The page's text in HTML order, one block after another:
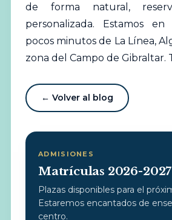
de forma natural,
personalizada. Estamos en
pocos minutos de La Línea,
zona del Campo de Gibraltar.
← Volver al blog
ADMISIONES
Matrículas 2026-
Plazas disponibles para el
Estaremos encantados de
centro.